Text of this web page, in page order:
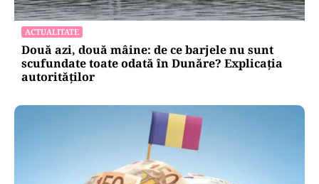
ACTUALITATE
Două azi, două mâine: de ce barjele nu sunt
scufundate toate odată în Dunăre? Explicația
autorităților